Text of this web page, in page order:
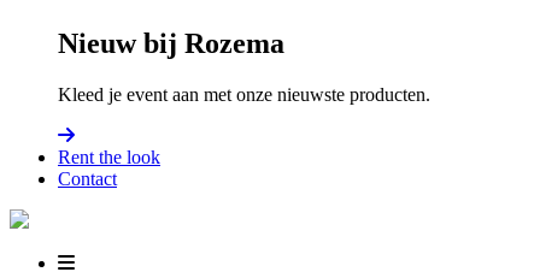
Nieuw bij Rozema
Kleed je event aan met onze nieuwste producten.
Rent the look
Contact